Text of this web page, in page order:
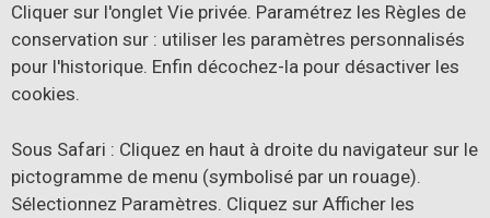
Cliquer sur l'onglet Vie privée. Paramétrez les Règles de
conservation sur : utiliser les paramètres personnalisés
pour l'historique. Enfin décochez-la pour désactiver les
cookies.
Sous Safari : Cliquez en haut à droite du navigateur sur le
pictogramme de menu (symbolisé par un rouage).
Sélectionnez Paramètres. Cliquez sur Afficher les